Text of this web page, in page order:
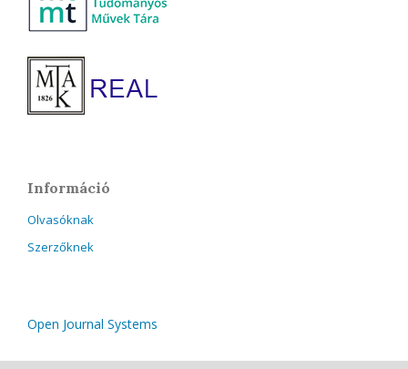
Információ
Olvasóknak
Szerzőknek
Open Journal Systems